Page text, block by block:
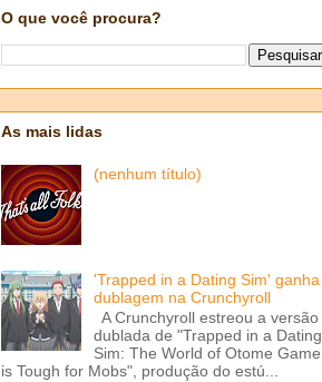
O que você procura?
As mais lidas
(nenhum título)
'Trapped in a Dating Sim' ganha
dublagem na Crunchyroll
A Crunchyroll estreou a versão
dublada de "Trapped in a Dating
Sim: The World of Otome Game
is Tough for Mobs", produção do estú...